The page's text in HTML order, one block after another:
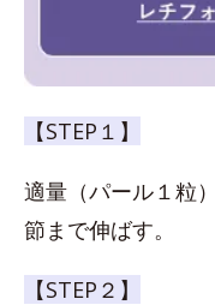
【STEP１】
適量（パール１粒
節まで伸ばす。
【STEP２】